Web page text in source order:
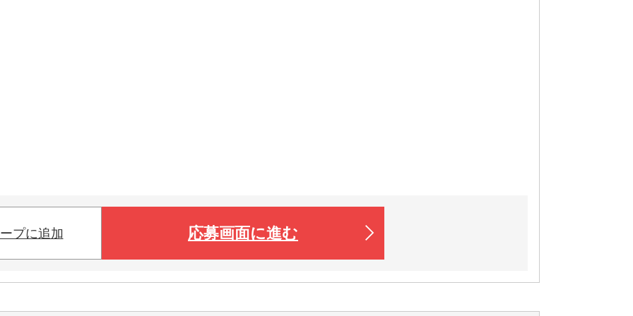
プに追加 応募画面に進む